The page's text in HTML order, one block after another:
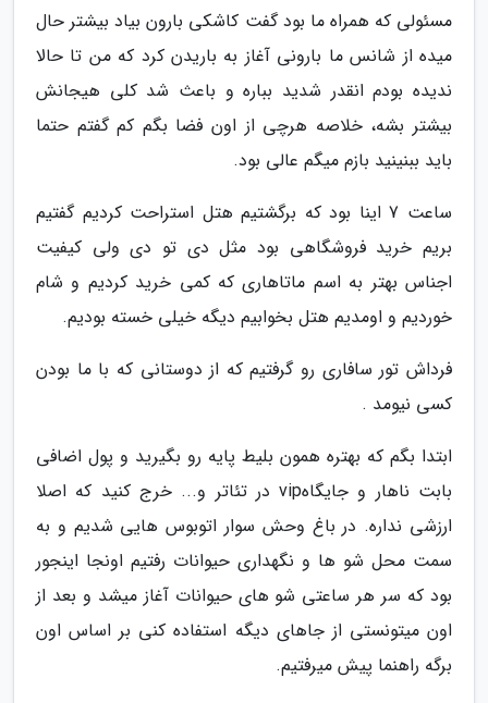
مسئولی که همراه ما بود گفت کاشکی بارون بیاد بیشتر حال
میده از شانس ما بارونی آغاز به باریدن کرد که من تا حالا
ندیده بودم انقدر شدید بباره و باعث شد کلی هیجانش
بیشتر بشه، خلاصه هرچی از اون فضا بگم کم گفتم حتما
باید ببنینید بازم میگم عالی بود.
ساعت 7 اینا بود که برگشتیم هتل استراحت کردیم گفتیم
بریم خرید فروشگاهی بود مثل دی تو دی ولی کیفیت
اجناس بهتر به اسم ماتاهاری که کمی خرید کردیم و شام
خوردیم و اومدیم هتل بخوابیم دیگه خیلی خسته بودیم.
فرداش تور سافاری رو گرفتیم که از دوستانی که با ما بودن
کسی نیومد .
ابتدا بگم که بهتره همون بلیط پایه رو بگیرید و پول اضافی
بابت ناهار و جایگاهvip در تئاتر و... خرج کنید که اصلا
ارزشی نداره. در باغ وحش سوار اتوبوس هایی شدیم و به
سمت محل شو ها و نگهداری حیوانات رفتیم اونجا اینجور
بود که سر هر ساعتی شو های حیوانات آغاز میشد و بعد از
اون میتونستی از جاهای دیگه استفاده کنی بر اساس اون
برگه راهنما پیش میرفتیم.